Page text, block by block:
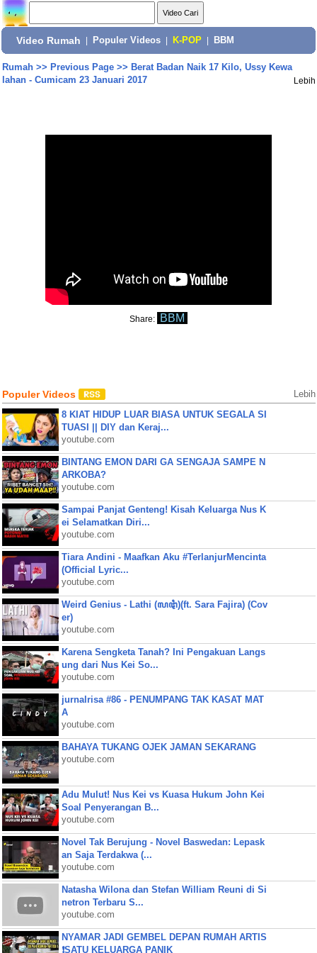
Video Rumah Populer Videos K-POP BBM
Rumah>> Previous Page>> Berat Badan Naik 17 Kilo, Ussy Kewa
lahan - Cumicam 23 Januari 2017
Lebih
Share: BBM
Populer Videos Lebih
8 KIAT HIDUP LUAR BIASA UNTUK SEGALA SI
TUASI || DIY dan Keraj...
youtube.com
BINTANG EMON DARI GA SENGAJA SAMPE N
ARKOBA?
youtube.com
Sampai Panjat Genteng! Kisah Keluarga Nus K
ei Selamatkan Diri...
youtube.com
Tiara Andini - Maafkan Aku #TerlanjurMencinta
(Official Lyric...
youtube.com
Weird Genius - Lathi (ꦭꦛꦶ)(ft. Sara Fajira) (Cov
er)
youtube.com
Karena Sengketa Tanah? Ini Pengakuan Langs
ung dari Nus Kei So...
youtube.com
jurnalrisa #86 - PENUMPANG TAK KASAT MAT
A
youtube.com
BAHAYA TUKANG OJEK JAMAN SEKARANG
youtube.com
Adu Mulut! Nus Kei vs Kuasa Hukum John Kei
Soal Penyerangan B...
youtube.com
Novel Tak Berujung - Novel Baswedan: Lepask
an Saja Terdakwa (...
youtube.com
Natasha Wilona dan Stefan William Reuni di Si
netron Terbaru S...
youtube.com
NYAMAR JADI GEMBEL DEPAN RUMAH ARTIS
❗SATU KELUARGA PANIK